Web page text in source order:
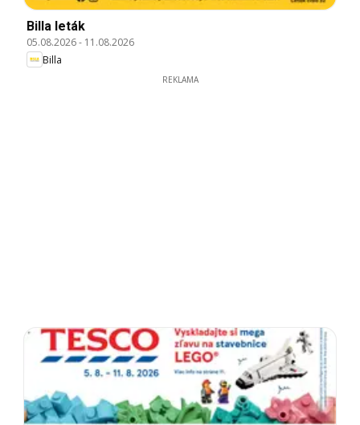
Billa leták
05.08.2026- 11.08.2026
Billa
REKLAMA